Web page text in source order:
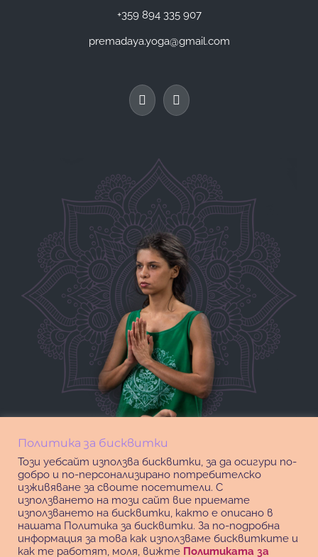
+359 894 335 907
premadaya.yoga@gmail.com
Политика за бисквитки
Този уебсайт използва бисквитки, за да осигури по-
добро и по-персонализирано потребителско
изживяване за своите посетители. С
използването на този сайт вие приемате
използването на бисквитки, както е описано в
нашата Политика за бисквитки. За по-подробна
информация за това как използваме бисквитките и
как те работят, моля, вижте Политиката за